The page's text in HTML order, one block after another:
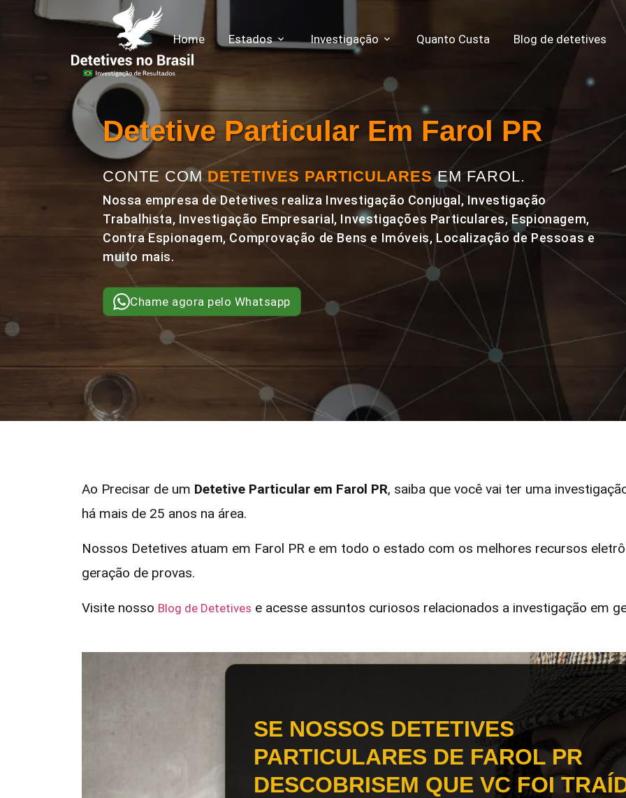
Home Estados Investigação Quanto Custa Blog de detetives
Detetive Particular Em Farol PR
CONTE COMDETETIVES PARTICULARESEM FAROL.
Nossa empresa de Detetives realiza Investigação Conjugal, Investigação
Trabalhista, Investigação Empresarial, Investigações Particulares, Espionagem,
Contra Espionagem, Comprovação de Bens e Imóveis, Localização de Pessoas e
muito mais.
Chame agora pelo Whatsapp
Ao Precisar de um Detetive Particular em Farol PR, saiba que você vai ter uma
há mais de 25 anos na área.
Nossos Detetives atuam em Farol PR e em todo o estado com os melhores recursos
geração de provas.
Visite nosso Blog de Detetives e acesse assuntos curiosos relacionados a investigação em
SE NOSSOS DETETIVES
PARTICULARES DE FAROL PR
DESCOBRISEM QUE VC FOI